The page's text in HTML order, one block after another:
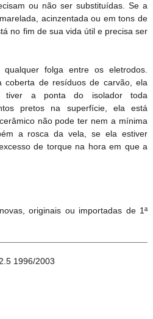
ou não ser substituídas. Se a
acinzentada ou em tons de
no fim de sua vida útil e precisa ser
folga entre os eletrodos.
coberta de resíduos de carvão, ela
tiver a ponta do isolador toda
pretos na superfície, ela est
não pode ter nem a mínima
a rosca da vela, se ela estiver
de torque na hora em que a
originais ou importadas de 1ª
1996/2003